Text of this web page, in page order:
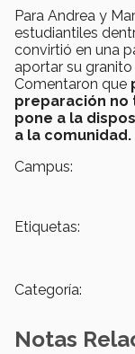
Para Andrea y
estudiantiles
convirtió en una
aportar su
Comentaron que
preparación no
pone a la
a la comunidad.
Campus:
Etiquetas:
Categoría:
Notas